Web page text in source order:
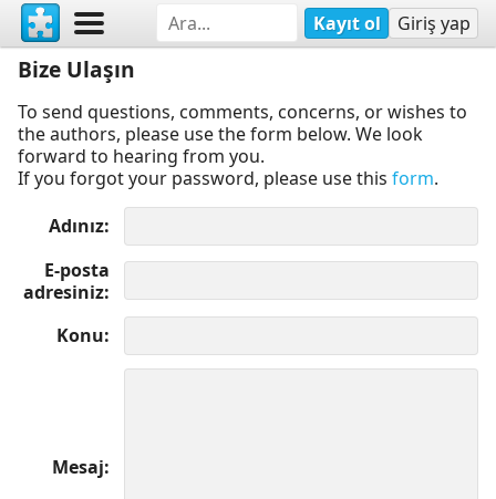
Kayıt ol Giriş yap
Bize Ulaşın
To send questions, comments, concerns, or wishes to
the authors, please use the form below. We look
forward to hearing from you.
If you forgot your password, please use this form.
Adınız
E-posta
adresiniz
Konu
Mesaj